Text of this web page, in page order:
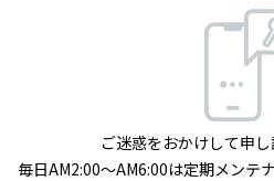
ご迷惑をおかけして申し
毎日AM2:00～AM6:00は定期メンテ